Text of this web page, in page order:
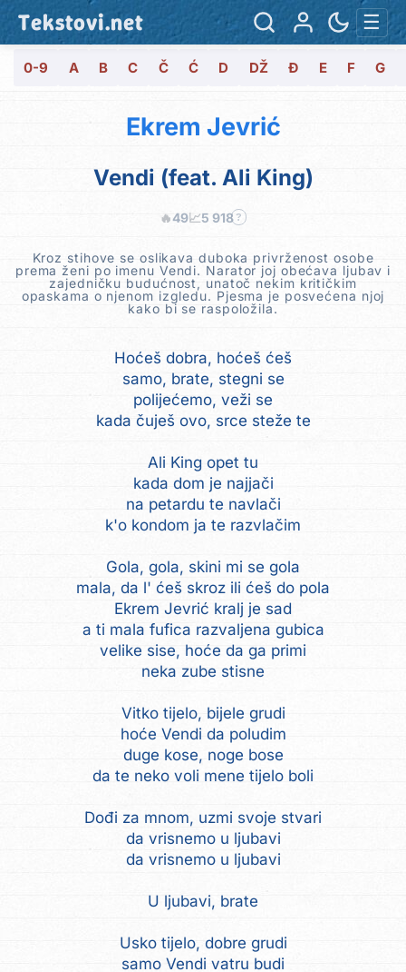
Tekstovi.net ☰
0-9 A B C Č Ć D DŽ Đ E F G
Ekrem Jevrić
Vendi (feat. Ali King)
🔥49📈5 918 ?
Kroz stihove se oslikava duboka privrženost osobe
prema ženi po imenu Vendi. Narator joj obećava ljubav i
zajedničku budućnost, unatoč nekim kritičkim
opaskama o njenom izgledu. Pjesma je posvećena njoj
kako bi se raspoložila.
Hoćeš dobra, hoćeš ćeš
samo, brate, stegni se
polijećemo, veži se
kada čuješ ovo, srce steže te
Ali King opet tu
kada dom je najjači
na petardu te navlači
k'o kondom ja te razvlačim
Gola, gola, skini mi se gola
mala, da l' ćeš skroz ili ćeš do pola
Ekrem Jevrić kralj je sad
a ti mala fufica razvaljena gubica
velike sise, hoće da ga primi
neka zube stisne
Vitko tijelo, bijele grudi
hoće Vendi da poludim
duge kose, noge bose
da te neko voli mene tijelo boli
Dođi za mnom, uzmi svoje stvari
da vrisnemo u ljubavi
da vrisnemo u ljubavi
U ljubavi, brate
Usko tijelo, dobre grudi
samo Vendi vatru budi